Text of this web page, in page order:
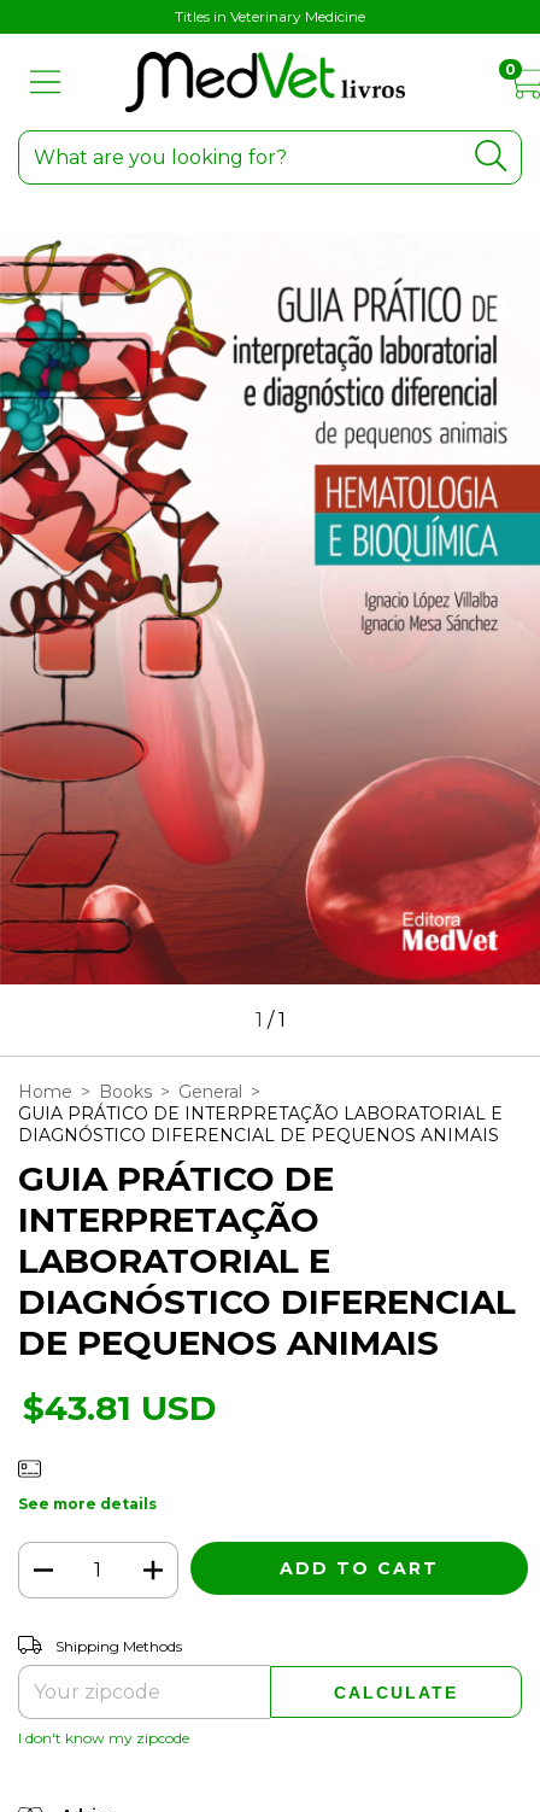
Titles in Veterinary Medicine
0
1 /1
Home > Books > General >
GUIA PRÁTICO DE INTERPRETAÇÃO LABORATORIAL E
DIAGNÓSTICO DIFERENCIAL DE PEQUENOS ANIMAIS
GUIA PRÁTICO DE
INTERPRETAÇÃO
LABORATORIAL E
DIAGNÓSTICO DIFERENCIAL
DE PEQUENOS ANIMAIS
$43.81 USD
See more details
Shipping for zipcode:
Shipping Methods
CALCULATE
I don't know my zipcode